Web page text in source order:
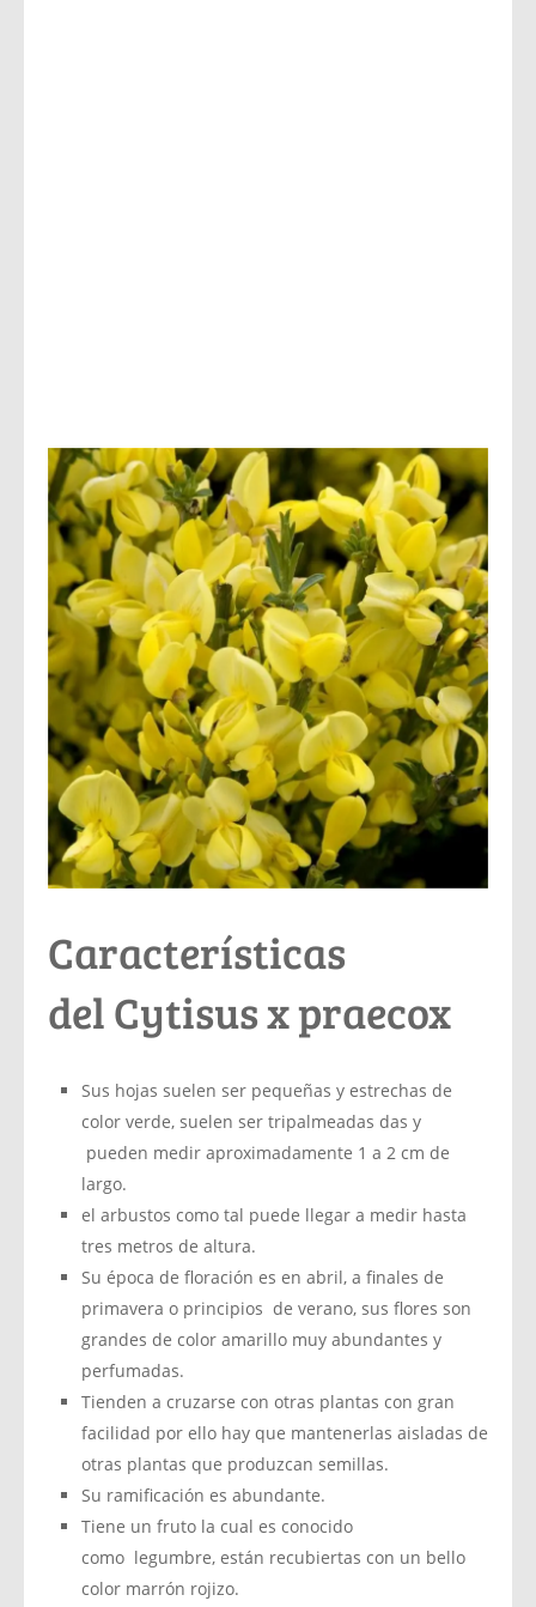
Características
del Cytisus x praecox
Sus hojas suelen ser pequeñas y estrechas de
color verde, suelen ser tripalmeadas das y
pueden medir aproximadamente 1 a 2 cm de
largo.
el arbustos como tal puede llegar a medir hasta
tres metros de altura.
Su época de floración es en abril, a finales de
primavera o principios de verano, sus flores son
grandes de color amarillo muy abundantes y
perfumadas.
Tienden a cruzarse con otras plantas con gran
facilidad por ello hay que mantenerlas aisladas de
otras plantas que produzcan semillas.
Su ramificación es abundante.
Tiene un fruto la cual es conocido
como legumbre, están recubiertas con un bello
color marrón rojizo.